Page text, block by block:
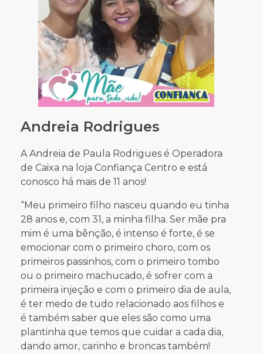
Andreia Rodrigues
A Andreia de Paula Rodrigues é Operadora
de Caixa na loja Confiança Centro e está
conosco há mais de 11 anos!
“Meu primeiro filho nasceu quando eu tinha
28 anos e, com 31, a minha filha. Ser mãe pra
mim é uma bênção, é intenso é forte, é se
emocionar com o primeiro choro, com os
primeiros passinhos, com o primeiro tombo
ou o primeiro machucado, é sofrer com a
primeira injeção e com o primeiro dia de aula,
é ter medo de tudo relacionado aos filhos e
é também saber que eles são como uma
plantinha que temos que cuidar a cada dia,
dando amor, carinho e broncas também!